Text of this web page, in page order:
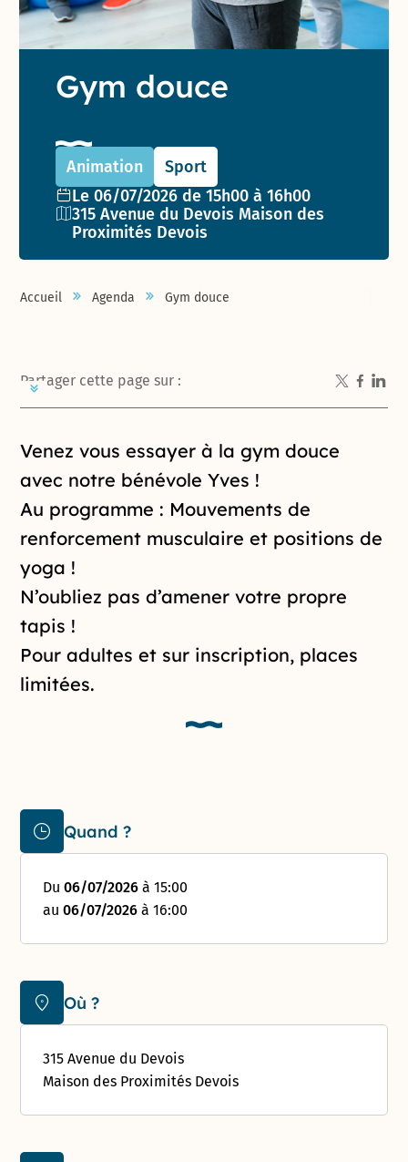
Gym douce
Animation
Sport
Date de l'événement :
Le 06/07/2026 de 15h00 à 16h00
Lieu :
315 Avenue du Devois Maison des
Proximités Devois
Accueil Agenda Gym douce
Quand ?
Du06/07/2026 à 15:00
au06/07/2026 à 16:00
Où ?
315 Avenue du Devois
Maison des Proximités Devois
Partager cette page sur :
Introduction de la page
Venez vous essayer à la gym douce
avec notre bénévole Yves !
Au programme : Mouvements de
renforcement musculaire et positions de
yoga !
N’oubliez pas d’amener votre propre
tapis !
Pour adultes et sur inscription, places
limitées.